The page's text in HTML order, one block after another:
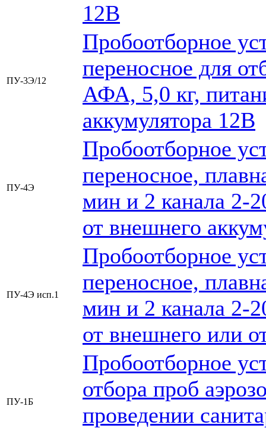
12В
ПУ-3Э/12
Пробоотборное
переносное для
АФА, 5,0 кг,
аккумулятора 12В
ПУ-4Э
Пробоотборное
переносное,
мин и 2 канала 2-
от внешнего
ПУ-4Э исп.1
Пробоотборное
переносное,
мин и 2 канала 2-
от внешнего или
ПУ-1Б
Пробоотборное
отбора проб
проведении